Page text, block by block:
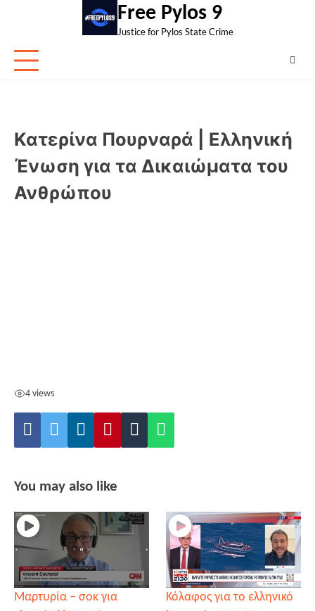
Free Pylos 9
Justice for Pylos State Crime
Κατερίνα Πουρναρά | Ελληνική
Ένωση για τα Δικαιώματα του
Ανθρώπου
4 views
You may also like
Μαρτυρία – σοκ για
Κόλαφος για το ελληνικό